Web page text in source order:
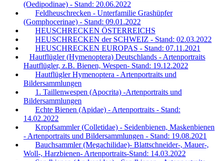
(Oedipodinae) - Stand: 20.06.2022
Feldheuschrecken - Unterfamilie Grashüpfer
(Gomphocerinae) - Stand: 09.01.2022
HEUSCHRECKEN ÖSTERREICHS
HEUSCHRECKEN der SCHWEIZ - Stand: 02.03.2022
HEUSCHRECKEN EUROPAS - Stand: 07.11.2021
Hautflügler (Hymenoptera) Deutschlands - Artenportraits
Hautflügler, z.B. Bienen, Wespen- Stand: 19.12.2022
Hautflügler Hymenoptera - Artenportraits und
Bildersammlungen
1. Taillenwespen (Apocrita) -Artenportraits und
Bildersammlungen
Echte Bienen (Apidae) - Artenportraits - Stand:
14.02.2022
Kropfsammler (Colletidae) - Seidenbienen, Maskenbienen
- Artenportraits und Bildersammlungen - Stand: 19.08.2021
Bauchsammler (Megachilidae)- Blattschneider-, Mauer-,
Woll-, Harzbienen- Artenportraits-Stand: 14.03.2022